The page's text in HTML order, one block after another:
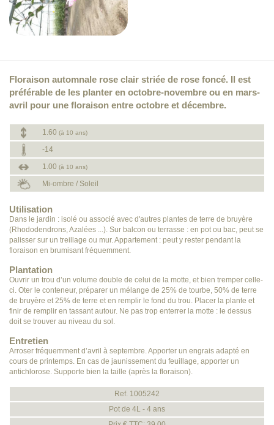
Floraison automnale rose clair striée de rose foncé. Il est
préférable de les planter en octobre-novembre ou en mars-
avril pour une floraison entre octobre et décembre.
1.60 (à 10 ans)
-14
1.00 (à 10 ans)
Mi-ombre / Soleil
Utilisation
Dans le jardin : isolé ou associé avec d'autres plantes de terre de bruyère
(Rhododendrons, Azalées ...). Sur balcon ou terrasse : en pot ou bac, peut se
palisser sur un treillage ou mur. Appartement : peut y rester pendant la
floraison en brumisant fréquemment.
Plantation
Ouvrir un trou d’un volume double de celui de la motte, et bien tremper celle-
ci. Oter le conteneur, préparer un mélange de 25% de tourbe, 50% de terre
de bruyère et 25% de terre et en remplir le fond du trou. Placer la plante et
finir de remplir en tassant autour. Ne pas trop enterrer la motte : le dessus
doit se trouver au niveau du sol.
Entretien
Arroser fréquemment d’avril à septembre. Apporter un engrais adapté en
cours de printemps. En cas de jaunissement du feuillage, apporter un
antichlorose. Supporte bien la taille (après la floraison).
Ref. 1005242
Pot de 4L - 4 ans